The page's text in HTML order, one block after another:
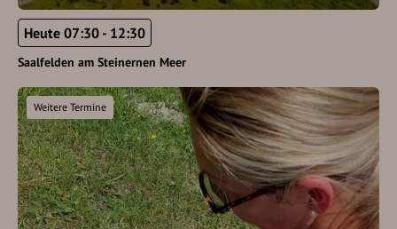
Heute 07:30 - 12:30
Saalfelden am Steinernen Meer
Weitere Termine